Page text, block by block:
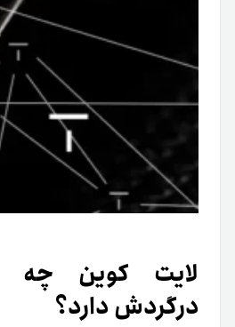
لایت کوین چه
در‌گردش دارد؟